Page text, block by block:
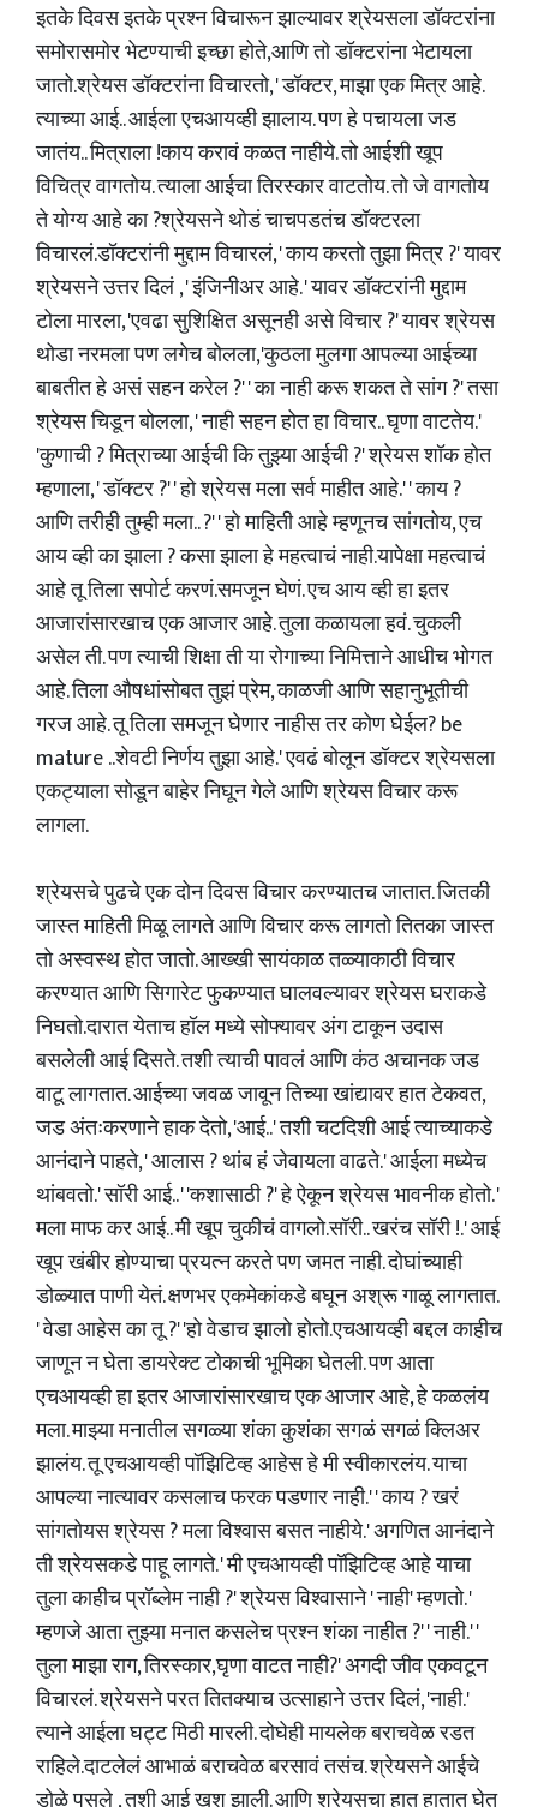
इतके दिवस इतके प्रश्न विचारून झाल्यावर श्रेयसला डॉक्टरांना
समोरासमोर भेटण्याची इच्छा होते,आणि तो डॉक्टरांना भेटायला
जातो.श्रेयस डॉक्टरांना विचारतो, ' डॉक्टर, माझा एक मित्र आहे.
त्याच्या आई.. आईला एचआयव्ही झालाय. पण हे पचायला जड
जातंय.. मित्राला !काय करावं कळत नाहीये. तो आईशी खूप
विचित्र वागतोय. त्याला आईचा तिरस्कार वाटतोय. तो जे वागतोय
ते योग्य आहे का ?श्रेयसने थोडं चाचपडतंच डॉक्टरला
विचारलं.डॉक्टरांनी मुद्दाम विचारलं, ' काय करतो तुझा मित्र ?' यावर
श्रेयसने उत्तर दिलं , ' इंजिनीअर आहे. ' यावर डॉक्टरांनी मुद्दाम
टोला मारला, 'एवढा सुशिक्षित असूनही असे विचार ?' यावर श्रेयस
थोडा नरमला पण लगेच बोलला,'कुठला मुलगा आपल्या आईच्या
बाबतीत हे असं सहन करेल ?' ' का नाही करू शकत ते सांग ?' तसा
श्रेयस चिडून बोलला, ' नाही सहन होत हा विचार.. घृणा वाटतेय.'
'कुणाची ? मित्राच्या आईची कि तुझ्या आईची ?' श्रेयस शॉक होत
म्हणाला, ' डॉक्टर ?' ' हो श्रेयस मला सर्व माहीत आहे.' ' काय ?
आणि तरीही तुम्ही मला.. ?' ' हो माहिती आहे म्हणूनच सांगतोय, एच
आय व्ही का झाला ? कसा झाला हे महत्वाचं नाही.यापेक्षा महत्वाचं
आहे तू तिला सपोर्ट करणं.समजून घेणं. एच आय व्ही हा इतर
आजारांसारखाच एक आजार आहे. तुला कळायला हवं. चुकली
असेल ती. पण त्याची शिक्षा ती या रोगाच्या निमित्ताने आधीच भोगत
आहे. तिला औषधांसोबत तुझं प्रेम, काळजी आणि सहानुभूतीची
गरज आहे. तू तिला समजून घेणार नाहीस तर कोण घेईल? be
mature ..शेवटी निर्णय तुझा आहे.' एवढं बोलून डॉक्टर श्रेयसला
एकट्याला सोडून बाहेर निघून गेले आणि श्रेयस विचार करू
लागला.
श्रेयसचे पुढचे एक दोन दिवस विचार करण्यातच जातात. जितकी
जास्त माहिती मिळू लागते आणि विचार करू लागतो तितका जास्त
तो अस्वस्थ होत जातो. आख्खी सायंकाळ तळ्याकाठी विचार
करण्यात आणि सिगारेट फुकण्यात घालवल्यावर श्रेयस घराकडे
निघतो.दारात येताच हॉल मध्ये सोफ्यावर अंग टाकून उदास
बसलेली आई दिसते. तशी त्याची पावलं आणि कंठ अचानक जड
वाटू लागतात. आईच्या जवळ जावून तिच्या खांद्यावर हात टेकवत,
जड अंतःकरणाने हाक देतो, 'आई..' तशी चटदिशी आई त्याच्याकडे
आनंदाने पाहते, ' आलास ? थांब हं जेवायला वाढते.' आईला मध्येच
थांबवतो.' सॉरी आई.. ' 'कशासाठी ?' हे ऐकून श्रेयस भावनीक होतो. '
मला माफ कर आई.. मी खूप चुकीचं वागलो.सॉरी.. खरंच सॉरी !.' आई
खूप खंबीर होण्याचा प्रयत्न करते पण जमत नाही. दोघांच्याही
डोळ्यात पाणी येतं. क्षणभर एकमेकांकडे बघून अश्रू गाळू लागतात.
' वेडा आहेस का तू ?' 'हो वेडाच झालो होतो.एचआयव्ही बद्दल काहीच
जाणून न घेता डायरेक्ट टोकाची भूमिका घेतली. पण आता
एचआयव्ही हा इतर आजारांसारखाच एक आजार आहे, हे कळलंय
मला. माझ्या मनातील सगळ्या शंका कुशंका सगळं सगळं क्लिअर
झालंय. तू एचआयव्ही पॉझिटिव्ह आहेस हे मी स्वीकारलंय. याचा
आपल्या नात्यावर कसलाच फरक पडणार नाही.' ' काय ? खरं
सांगतोयस श्रेयस ? मला विश्वास बसत नाहीये.' अगणित आनंदाने
ती श्रेयसकडे पाहू लागते. ' मी एचआयव्ही पॉझिटिव्ह आहे याचा
तुला काहीच प्रॉब्लेम नाही ?' श्रेयस विश्वासाने ' नाही' म्हणतो. '
म्हणजे आता तुझ्या मनात कसलेच प्रश्न शंका नाहीत ?' ' नाही.' '
तुला माझा राग, तिरस्कार,घृणा वाटत नाही?' अगदी जीव एकवटून
विचारलं. श्रेयसने परत तितक्याच उत्साहाने उत्तर दिलं, 'नाही.'
त्याने आईला घट्ट मिठी मारली. दोघेही मायलेक बराचवेळ रडत
राहिले.दाटलेलं आभाळं बराचवेळ बरसावं तसंच. श्रेयसने आईचे